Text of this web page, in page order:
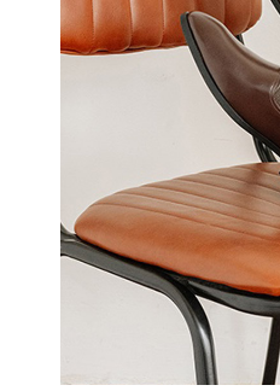
Trang phục công sở hàng
Các buổi gặp gỡ, sự kiện nhẹ
Đi cà phê, đi làm, đi chơi
giày nam cột dây
Tiếp theo – Bí
Hãy cùng Tâm Anh tìm hiểu